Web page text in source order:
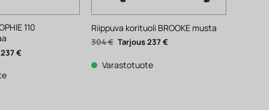
110
237€Nykyinen
hinta
Riippuva korituoli BROOKE musta
304€ Alkuperäinen
hinta
304 €.
237€
Varastotuote